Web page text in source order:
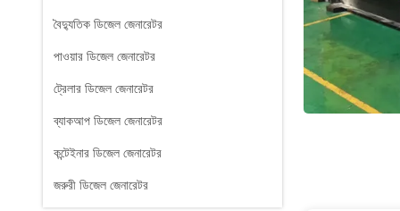
বৈদ্যুতিক ডিজেল জেনারেটর
পাওয়ার ডিজেল জেনারেটর
ট্রেলার ডিজেল জেনারেটর
ব্যাকআপ ডিজেল জেনারেটর
কন্টেইনার ডিজেল জেনারেটর
জরুরী ডিজেল জেনারেটর